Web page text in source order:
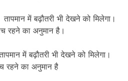
में बढ़ौतरी भी देखने को मिलेगा।
रहने का अनुमान है।
में बढ़ौतरी भी देखने को मिलेगा।
रहने का अनुमान है